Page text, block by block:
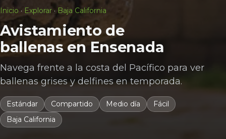
Inicio · Explorar · Baja California
Avistamiento de
ballenas en Ensenada
Navega frente a la costa del Pacífico para ver
ballenas grises y delfines en temporada.
Estándar Compartido Medio día
Fácil
Baja California